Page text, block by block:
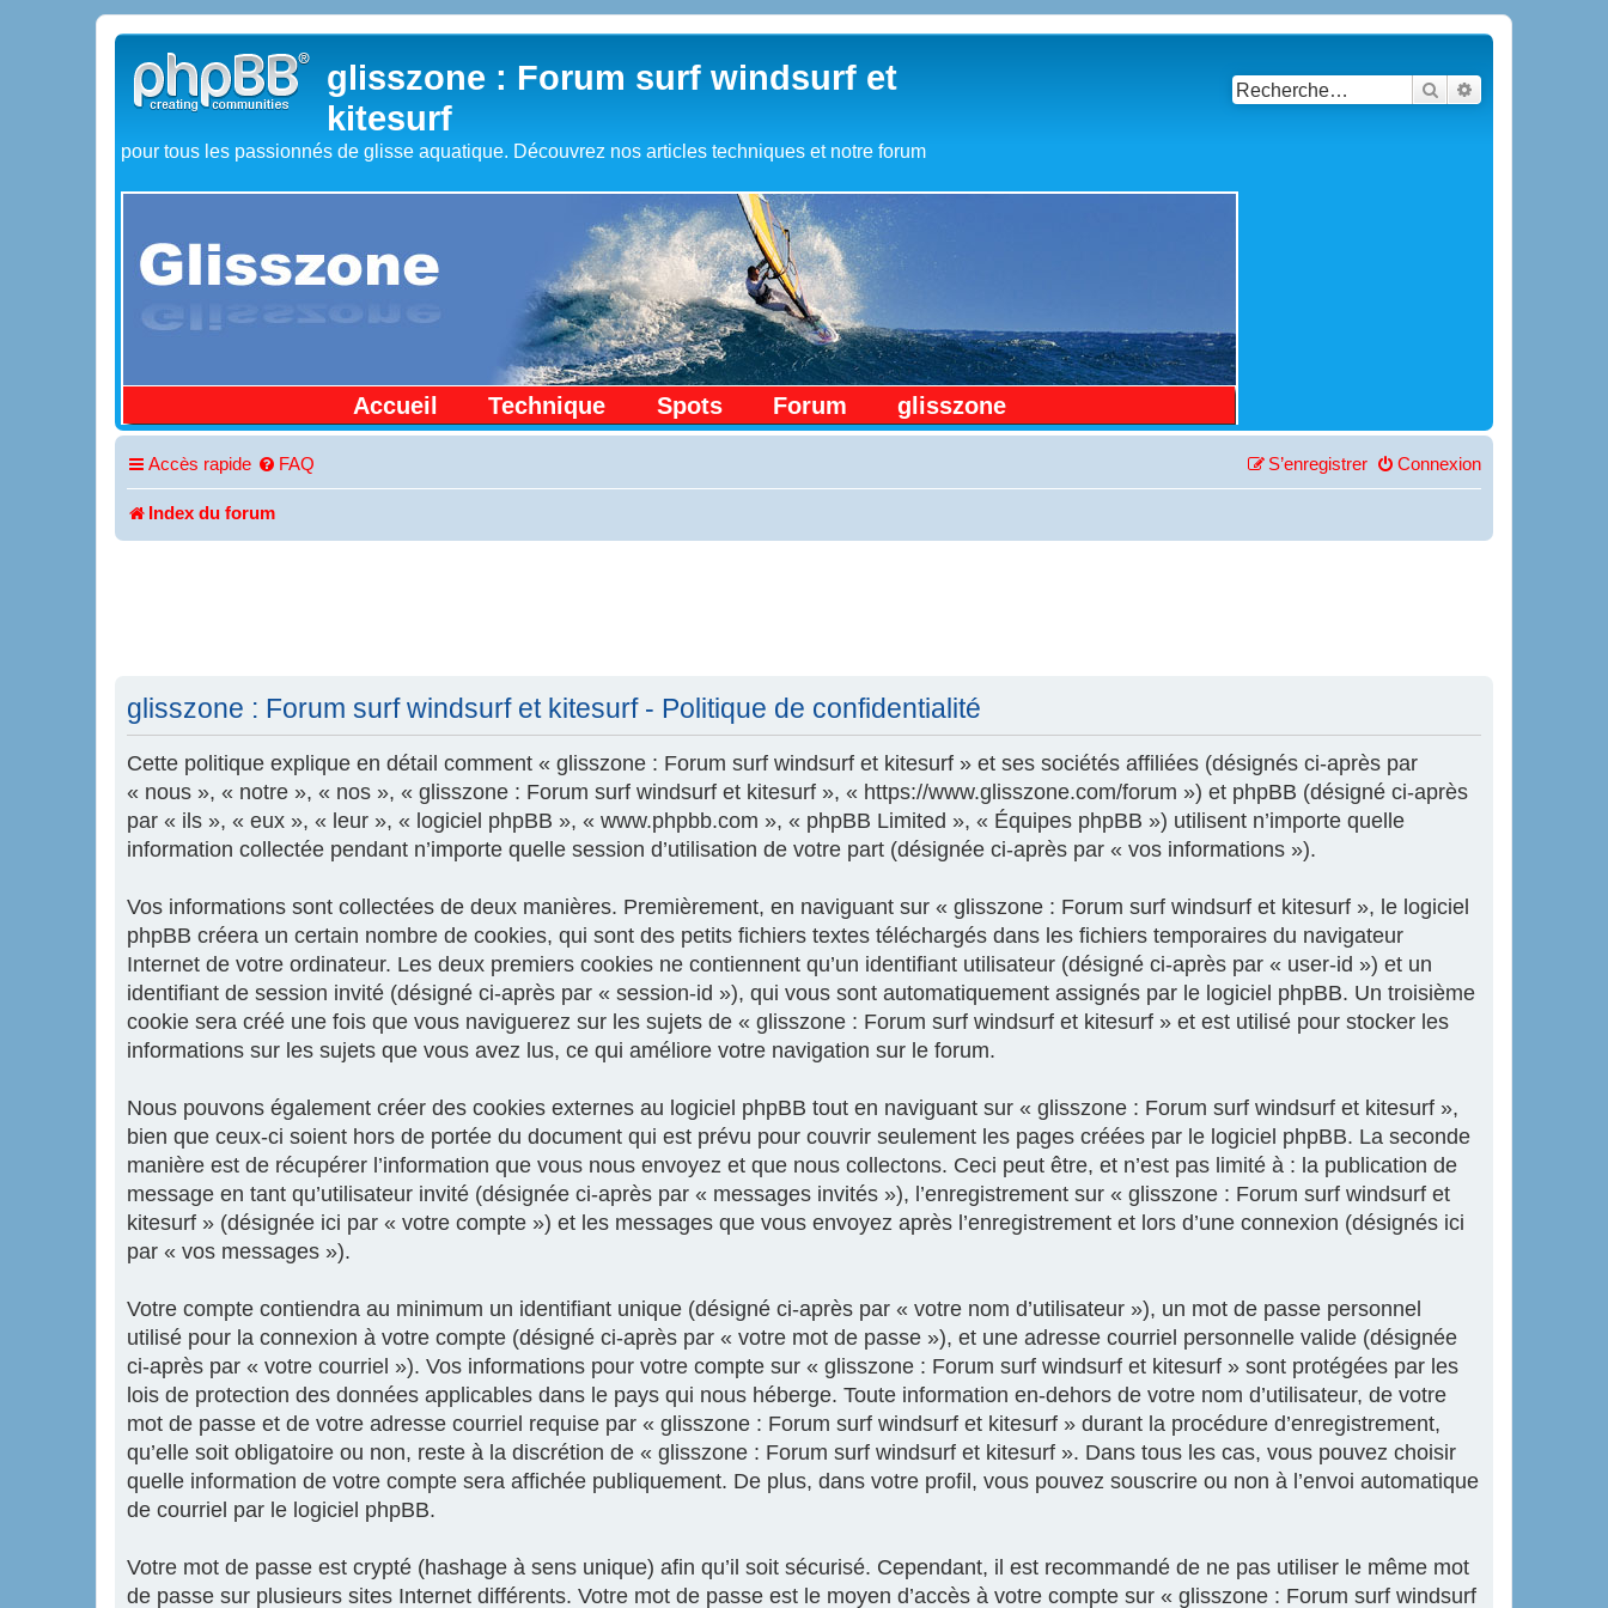
glisszone : Forum surf windsurf et
kitesurf
pour tous les passionnés de glisse aquatique. Découvrez nos articles techniques et notre forum
Accueil Technique Spots Forum glisszone
Rechercher
Accès rapide FAQ Connexion
S’enregistrer
Index du forum
glisszone : Forum surf windsurf et kitesurf - Politique de confidentialité
Cette politique explique en détail comment « glisszone : Forum surf windsurf et kitesurf » et ses sociétés affiliées (désignés ci-après par
« nous », « notre », « nos », « glisszone : Forum surf windsurf et kitesurf », « https://www.glisszone.com/forum ») et phpBB (désigné ci-après
par « ils », « eux », « leur », « logiciel phpBB », « www.phpbb.com », « phpBB Limited », « Équipes phpBB ») utilisent n’importe quelle
information collectée pendant n’importe quelle session d’utilisation de votre part (désignée ci-après par « vos informations »).
Vos informations sont collectées de deux manières. Premièrement, en naviguant sur « glisszone : Forum surf windsurf et kitesurf », le logiciel
phpBB créera un certain nombre de cookies, qui sont des petits fichiers textes téléchargés dans les fichiers temporaires du navigateur
Internet de votre ordinateur. Les deux premiers cookies ne contiennent qu’un identifiant utilisateur (désigné ci-après par « user-id ») et un
identifiant de session invité (désigné ci-après par « session-id »), qui vous sont automatiquement assignés par le logiciel phpBB. Un troisième
cookie sera créé une fois que vous naviguerez sur les sujets de « glisszone : Forum surf windsurf et kitesurf » et est utilisé pour stocker les
informations sur les sujets que vous avez lus, ce qui améliore votre navigation sur le forum.
Nous pouvons également créer des cookies externes au logiciel phpBB tout en naviguant sur « glisszone : Forum surf windsurf et kitesurf »,
bien que ceux-ci soient hors de portée du document qui est prévu pour couvrir seulement les pages créées par le logiciel phpBB. La seconde
manière est de récupérer l’information que vous nous envoyez et que nous collectons. Ceci peut être, et n’est pas limité à : la publication de
message en tant qu’utilisateur invité (désignée ci-après par « messages invités »), l’enregistrement sur « glisszone : Forum surf windsurf et
kitesurf » (désignée ici par « votre compte ») et les messages que vous envoyez après l’enregistrement et lors d’une connexion (désignés ici
par « vos messages »).
Votre compte contiendra au minimum un identifiant unique (désigné ci-après par « votre nom d’utilisateur »), un mot de passe personnel
utilisé pour la connexion à votre compte (désigné ci-après par « votre mot de passe »), et une adresse courriel personnelle valide (désignée
ci-après par « votre courriel »). Vos informations pour votre compte sur « glisszone : Forum surf windsurf et kitesurf » sont protégées par les
lois de protection des données applicables dans le pays qui nous héberge. Toute information en-dehors de votre nom d’utilisateur, de votre
mot de passe et de votre adresse courriel requise par « glisszone : Forum surf windsurf et kitesurf » durant la procédure d’enregistrement,
qu’elle soit obligatoire ou non, reste à la discrétion de « glisszone : Forum surf windsurf et kitesurf ». Dans tous les cas, vous pouvez choisir
quelle information de votre compte sera affichée publiquement. De plus, dans votre profil, vous pouvez souscrire ou non à l’envoi automatique
de courriel par le logiciel phpBB.
Votre mot de passe est crypté (hashage à sens unique) afin qu’il soit sécurisé. Cependant, il est recommandé de ne pas utiliser le même mot
de passe sur plusieurs sites Internet différents. Votre mot de passe est le moyen d’accès à votre compte sur « glisszone : Forum surf windsurf